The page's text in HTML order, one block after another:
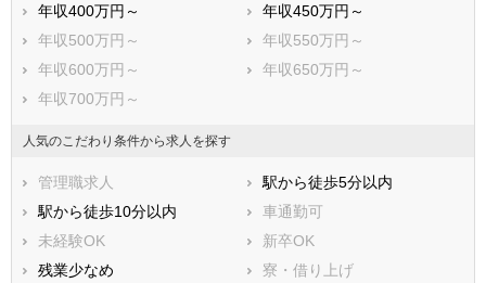
年収400万円～
年収450万円～
年収500万円～
年収550万円～
年収600万円～
年収650万円～
年収700万円～
人気のこだわり条件から求人を探す
管理職求人
駅から徒歩5分以内
駅から徒歩10分以内
車通勤可
未経験OK
新卒OK
残業少なめ
寮・借り上げ